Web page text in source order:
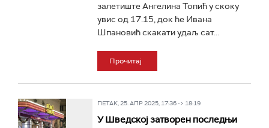
залетиште Ангелина Топић у скоку
увис од 17.15, док ће Ивана
Шпановић скакати удаљ сат...
Прочитај
ПЕТАК, 25. АПР 2025, 17:36 -> 18:19
У Шведској затворен последњи